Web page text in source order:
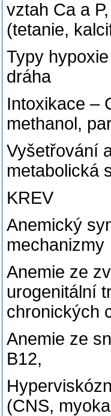
vztah Ca a
(tetanie,
Typy
dráha
Intoxikace –
methanol,
Vyšetřování
metabolická
KREV
Anemický
mechanizmy
Anemie ze
urogenitální
chronických
Anemie ze
B12,
(CNS,